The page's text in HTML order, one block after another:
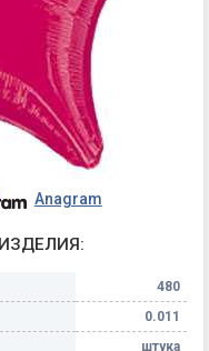
Anagram
480
0.011
штука